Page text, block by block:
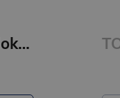
Elektroniskie dokumenti un informācija lietišķajā pasaulē 2 daļa